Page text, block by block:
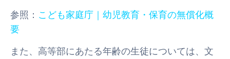
参照： こども家庭庁｜幼児教育・保育の無償化概
要
また、高等部にあたる年齢の生徒については、文